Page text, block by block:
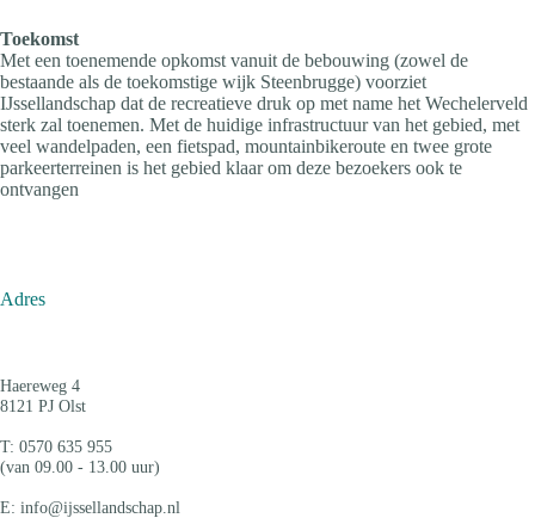
Toekomst
Met een toenemende opkomst vanuit de bebouwing (zowel de
bestaande als de toekomstige wijk Steenbrugge) voorziet
IJssellandschap dat de recreatieve druk op met name het Wechelerveld
sterk zal toenemen. Met de huidige infrastructuur van het gebied, met
veel wandelpaden, een fietspad, mountainbikeroute en twee grote
parkeerterreinen is het gebied klaar om deze bezoekers ook te
ontvangen
Adres
Haereweg 4
8121 PJ Olst
T: 0570 635 955
(van 09.00 - 13.00 uur)
E: info@ijssellandschap.nl